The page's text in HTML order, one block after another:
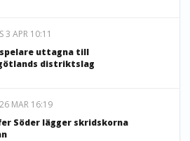
3 APR 10:11
uttagna till
distriktslag
MAR 16:19
Söder lägger skridskorna